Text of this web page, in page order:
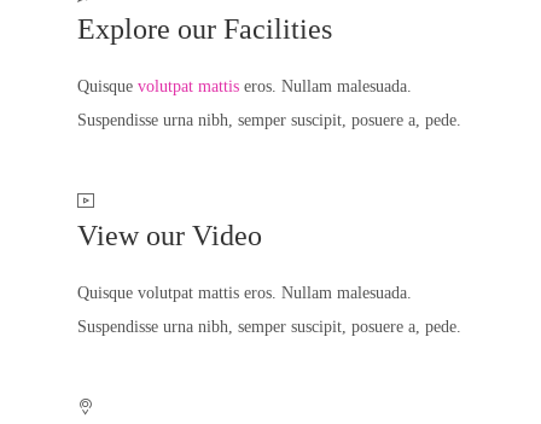
Explore our Facilities
Quisque volutpat mattis eros. Nullam malesuada.
Suspendisse urna nibh, semper suscipit, posuere a, pede.
View our Video
Quisque volutpat mattis eros. Nullam malesuada.
Suspendisse urna nibh, semper suscipit, posuere a, pede.